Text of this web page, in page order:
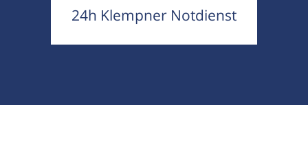
24h Klempner Notdienst